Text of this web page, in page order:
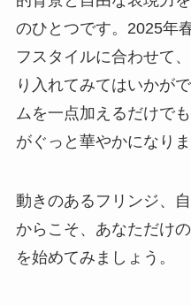
のひとつです。2025年
フスタイルに合わせて
り入れてみてはいかが
ムを一点加えるだけで
がぐっと華やかになりま
動きのあるフリンジ、
からこそ、あなただけ
を始めてみましょう。